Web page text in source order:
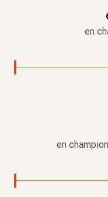
en
en